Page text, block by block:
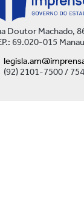
Doutor Machado,
69.020-015
(92) 2101-7500 /